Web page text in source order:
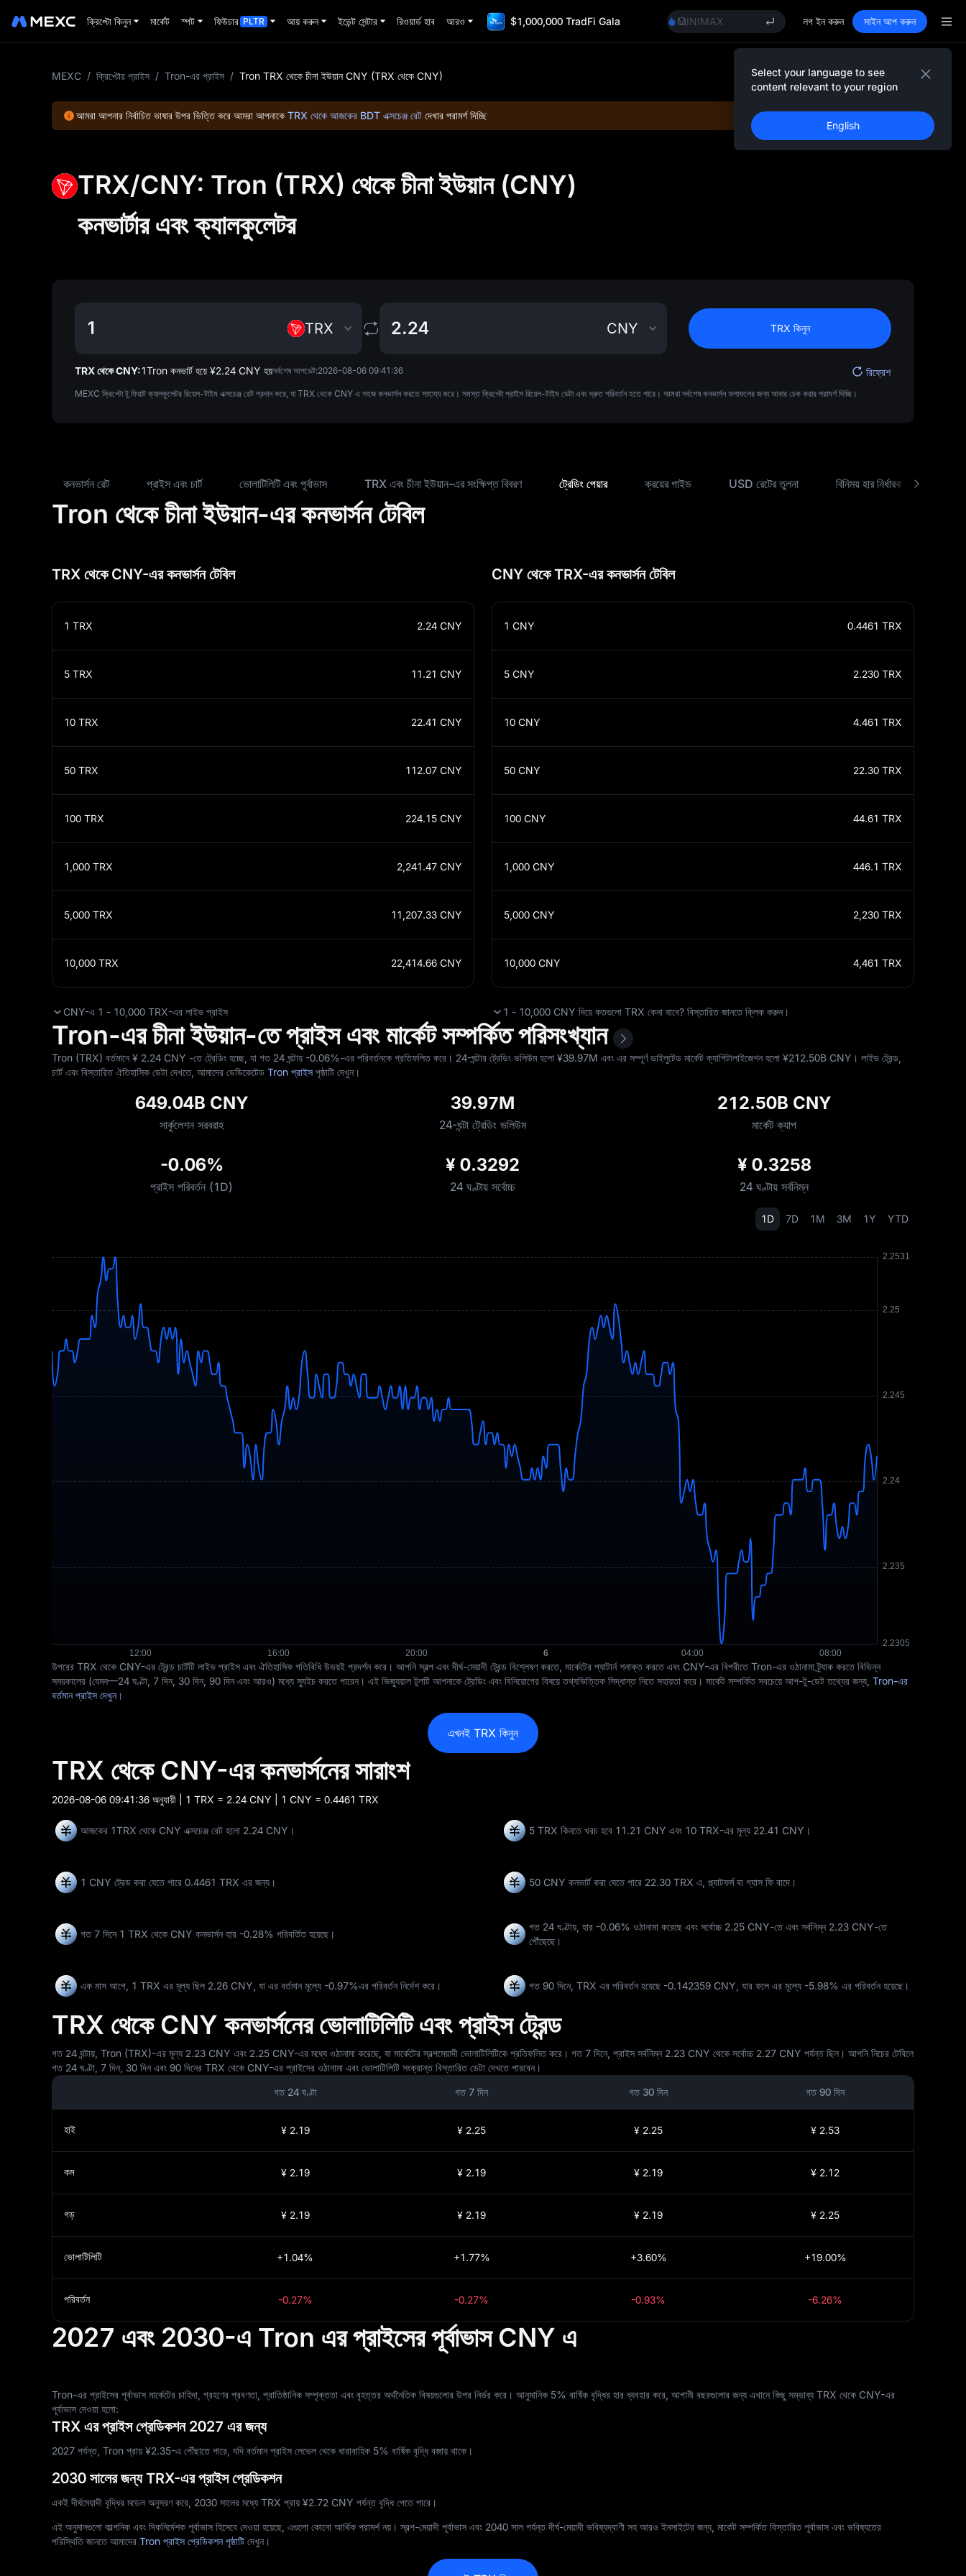
ক্রিপ্টো কিনুন মার্কেট স্পট ফিউচার PLTR আয় করুন ইভেন্ট সেন্টার রিওয়ার্ড হাব আরও $1,000,000 TradFi Gala
MINIMAX
HEI
Unitree Future Now Live
BLESS
HEI
লগ ইন করুন সাইন আপ করুন
Select your language to see
content relevant to your region
English
MEXC / ক্রিপ্টোর প্রাইস / Tron-এর প্রাইস / Tron TRX থেকে চীনা ইউয়ান CNY (TRX থেকে CNY)
আমরা আপনার নির্বাচিত ভাষার উপর ভিত্তি করে আমরা আপনাকে TRX থেকে আজকের BDT এক্সচেঞ্জ রেট দেখার পরামর্শ দিচ্ছি
TRX/CNY: Tron (TRX) থেকে চীনা ইউয়ান (CNY)
কনভার্টার এবং ক্যালকুলেটর
TRX CNY TRX কিনুন
TRX থেকে CNY:1Tron কনভার্ট হয়ে ¥‎2.24 CNY হয়সর্বশেষ আপডেট:2026-08-06 09:41:36 রিফ্রেশ
MEXC ক্রিপ্টো টু ফিয়াট ক্যালকুলেটর রিয়েল-টাইম এক্সচেঞ্জ রেট প্রদান করে, যা TRX থেকে CNY এ সহজ কনভার্সন করতে সাহায্য করে। সমস্ত ক্রিপ্টো প্রাইস রিয়েল-টাইম ডেটা এবং দ্রুত পরিবর্তন হতে পারে। আমরা সর্বশেষ কনভার্সন ফলাফলের জন্য আবার চেক করার পরামর্শ দিচ্ছি।
কনভার্সন রেট প্রাইস এবং চার্ট ভোলাটিলিটি এবং পূর্বাভাস TRX এবং চীনা ইউয়ান-এর সংক্ষিপ্ত বিবরণ ট্রেডিং পেয়ার ক্রয়ের গাইড USD রেটের তুলনা বিনিময় হার নির্ধারক
Tron থেকে চীনা ইউয়ান-এর কনভার্সন টেবিল
TRX থেকে CNY-এর কনভার্সন টেবিল CNY থেকে TRX-এর কনভার্সন টেবিল
1 TRX 2.24 CNY
5 TRX 11.21 CNY
10 TRX 22.41 CNY
50 TRX 112.07 CNY
100 TRX 224.15 CNY
1,000 TRX 2,241.47 CNY
5,000 TRX 11,207.33 CNY
10,000 TRX 22,414.66 CNY
1 CNY 0.4461 TRX
5 CNY 2.230 TRX
10 CNY 4.461 TRX
50 CNY 22.30 TRX
100 CNY 44.61 TRX
1,000 CNY 446.1 TRX
5,000 CNY 2,230 TRX
10,000 CNY 4,461 TRX
CNY-এ 1 - 10,000 TRX-এর লাইভ প্রাইস 1 - 10,000 CNY দিয়ে কতগুলো TRX কেনা যাবে? বিস্তারিত জানতে ক্লিক করুন।
Tron-এর চীনা ইউয়ান-তে প্রাইস এবং মার্কেট সম্পর্কিত পরিসংখ্যান
Tron (TRX) বর্তমানে ¥‎ 2.24 CNY -তে ট্রেডিং হচ্ছে, যা গত 24 ঘন্টায় -0.06%-এর পরিবর্তনকে প্রতিফলিত করে। 24-ঘন্টার ট্রেডিং ভলিউম হলো ¥‎39.97M এবং এর সম্পূর্ণ ডাইলুটেড মার্কেট ক্যাপিটালাইজেশন হলো ¥‎212.50B CNY। লাইভ ট্রেন্ড,
চার্ট এবং বিস্তারিত ঐতিহাসিক ডেটা দেখতে, আমাদের ডেডিকেটেড Tron প্রাইস পৃষ্ঠাটি দেখুন।
649.04B CNY
সার্কুলেশন সরবরাহ
39.97M
24-ঘন্টা ট্রেডিং ভলিউম
212.50B CNY
মার্কেট ক্যাপ
-0.06%
প্রাইস পরিবর্তন (1D)
¥ 0.3292
24 ঘণ্টায় সর্বোচ্চ
¥ 0.3258
24 ঘণ্টায় সর্বনিম্ন
1D 7D 1M 3M 1Y YTD
উপরের TRX থেকে CNY-এর ট্রেন্ড চার্টটি লাইভ প্রাইস এবং ঐতিহাসিক গতিবিধি উভয়ই প্রদর্শন করে। আপনি স্বল্প এবং দীর্ঘ-মেয়াদী ট্রেন্ড বিশ্লেষণ করতে, মার্কেটের প্যাটার্ন শনাক্ত করতে এবং CNY-এর বিপরীতে Tron-এর ওঠানামা ট্র্যাক করতে বিভিন্ন
সময়কালের (যেমন—24 ঘণ্টা, 7 দিন, 30 দিন, 90 দিন এবং আরও) মধ্যে স্যুইচ করতে পারেন। এই ভিজ্যুয়াল টুলটি আপনাকে ট্রেডিং এবং বিনিয়োগের বিষয়ে তথ্যভিত্তিক সিদ্ধান্ত নিতে সহায়তা করে। মার্কেট সম্পর্কিত সবচেয়ে আপ-টু-ডেট তথ্যের জন্য, Tron-এর
বর্তমান প্রাইস দেখুন।
এখনই TRX কিনুন
TRX থেকে CNY-এর কনভার্সনের সারাংশ
2026-08-06 09:41:36 অনুযায়ী | 1 TRX = 2.24 CNY | 1 CNY = 0.4461 TRX
আজকের 1TRX থেকে CNY এক্সচেঞ্জ রেট হলো 2.24 CNY। 5 TRX কিনতে খরচ হবে 11.21 CNY এবং 10 TRX-এর মূল্য 22.41 CNY।
1 CNY ট্রেড করা যেতে পারে 0.4461 TRX এর জন্য। 50 CNY কনভার্ট করা যেতে পারে 22.30 TRX এ, প্ল্যাটফর্ম বা গ্যাস ফি বাদে।
গত 7 দিনে 1 TRX থেকে CNY কনভার্সন হার -0.28% পরিবর্তিত হয়েছে।
গত 24 ঘণ্টায়, হার -0.06% ওঠানামা করেছে এবং সর্বোচ্চ 2.25 CNY-তে এবং সর্বনিম্ন 2.23 CNY-তে
পৌঁছেছে।
এক মাস আগে, 1 TRX এর মূল্য ছিল 2.26 CNY, যা এর বর্তমান মূল্যে -0.97%এর পরিবর্তন নির্দেশ করে। গত 90 দিনে, TRX এর পরিবর্তন হয়েছে -0.142359 CNY , যার ফলে এর মূল্যে -5.98% এর পরিবর্তন হয়েছে।
TRX থেকে CNY কনভার্সনের ভোলাটিলিটি এবং প্রাইস ট্রেন্ড
গত 24 ঘন্টায়, Tron (TRX)-এর মূল্য 2.23 CNY এবং 2.25 CNY-এর মধ্যে ওঠানামা করেছে, যা মার্কেটের স্বল্পমেয়াদী ভোলাটিলিটিকে প্রতিফলিত করে। গত 7 দিনে, প্রাইস সর্বনিম্ন 2.23 CNY থেকে সর্বোচ্চ 2.27 CNY পর্যন্ত ছিল। আপনি নিচের টেবিলে
গত 24 ঘণ্টা, 7 দিন, 30 দিন এবং 90 দিনের TRX থেকে CNY-এর প্রাইসের ওঠানামা এবং ভোলাটিলিটি সংক্রান্ত বিস্তারিত ডেটা দেখতে পারবেন।
গত 24 ঘণ্টা
গত 7 দিন গত 30 দিন গত 90 দিন
হাই ¥ 2.19 ¥ 2.25 ¥ 2.25 ¥ 2.53
কম ¥ 2.19 ¥ 2.19 ¥ 2.19 ¥ 2.12
গড় ¥ 2.19 ¥ 2.19 ¥ 2.19 ¥ 2.25
ভোলাটিলিটি +1.04% +1.77% +3.60% +19.00%
পরিবর্তন -0.27% -0.27% -0.93% -6.26%
2027 এবং 2030-এ Tron এর প্রাইসের পূর্বাভাস CNY এ
Tron-এর প্রাইসের পূর্বাভাস মার্কেটের চাহিদা, গ্রহণের প্রবণতা, প্রাতিষ্ঠানিক সম্পৃক্ততা এবং বৃহত্তর অর্থনৈতিক বিষয়গুলোর উপর নির্ভর করে। আনুমানিক 5% বার্ষিক বৃদ্ধির হার ব্যবহার করে, আগামী বছরগুলোর জন্য এখানে কিছু সম্ভাব্য TRX থেকে CNY-এর
পূর্বাভাস দেওয়া হলো:
TRX এর প্রাইস প্রেডিকশন 2027 এর জন্য
2027 পর্যন্ত, Tron প্রায় ¥‎2.35-এ পৌঁছাতে পারে, যদি বর্তমান প্রাইস লেভেল থেকে ধারাবাহিক 5% বার্ষিক বৃদ্ধি বজায় থাকে।
2030 সালের জন্য TRX-এর প্রাইস প্রেডিকশন
একই দীর্ঘমেয়াদী বৃদ্ধির মডেল অনুসরণ করে, 2030 সালের মধ্যে TRX প্রায় ¥‎2.72 CNY পর্যন্ত বৃদ্ধি পেতে পারে।
এই অনুমানগুলো কাল্পনিক এবং দিকনির্দেশক পূর্বাভাস হিসেবে দেওয়া হয়েছে, এগুলো কোনো আর্থিক পরামর্শ নয়। স্বল্প-মেয়াদী পূর্বাভাস এবং 2040 সাল পর্যন্ত দীর্ঘ-মেয়াদী ভবিষ্যদ্বাণী সহ আরও ইনসাইটের জন্য, মার্কেট সম্পর্কিত বিস্তারিত পূর্বাভাস এবং ভবিষ্যতের
পরিস্থিতি জানতে আমাদের Tron প্রাইস প্রেডিকশন পৃষ্ঠাটি দেখুন।